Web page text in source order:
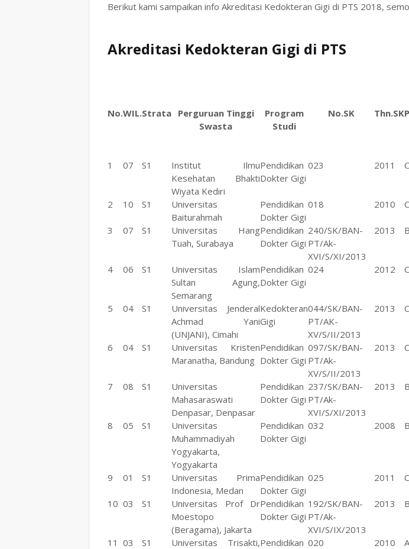
Berikut kami sampaikan info Akreditasi Kedokteran Gigi di PTS 2018,
Akreditasi Kedokteran Gigi di PTS
No.WIL.Strata Perguruan Tinggi
Swasta
Program
Studi
No.SK Thn.SK
1
07 S1
Institut Ilmu
Kesehatan Bhakti
Wiyata Kediri
Pendidikan
Dokter Gigi
023 2011 C
2 10 S1
Universitas
Baiturahmah
Pendidikan
Dokter Gigi
018 2010 C
3
07 S1
Universitas Hang
Tuah, Surabaya
Pendidikan
Dokter Gigi
240/SK/BAN-
PT/Ak-
XVI/S/XI/2013
2013 B
4 06 S1
Universitas Islam
Sultan Agung,
Semarang
Pendidikan
Dokter Gigi
024 2012 C
5 04 S1
Universitas Jenderal
Achmad Yani
(UNJANI), Cimahi
Kedokteran
Gigi
044/SK/BAN-
PT/AK-
XV/S/II/2013
2013 C
6 04 S1
Universitas Kristen
Maranatha, Bandung
Pendidikan
Dokter Gigi
097/SK/BAN-
PT/Ak-
XV/S/II/2013
2013 C
7 08 S1
Universitas
Mahasaraswati
Denpasar, Denpasar
Pendidikan
Dokter Gigi
237/SK/BAN-
PT/Ak-
XVI/S/XI/2013
2013 B
8 05 S1
Universitas
Muhammadiyah
Yogyakarta,
Yogyakarta
Pendidikan
Dokter Gigi
032 2008 B
9 01 S1
Universitas Prima
Indonesia, Medan
Pendidikan
Dokter Gigi
025 2011 C
10 03 S1
Universitas Prof Dr
Moestopo
(Beragama), Jakarta
Pendidikan
Dokter Gigi
192/SK/BAN-
PT/Ak-
XVI/S/IX/2013
2013 B
11 03 S1
Universitas Trisakti,Pendidikan 020 2010 A